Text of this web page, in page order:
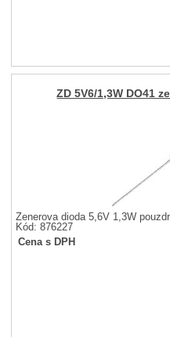
ZD 5V6/1,3W DO41
Zenerova dioda 5,6V 1,3W
Kód: 876227
Cena s DPH